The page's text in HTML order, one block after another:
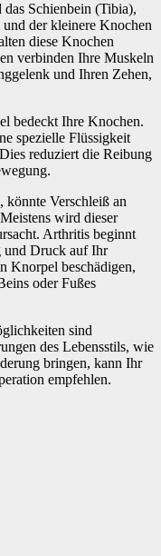
Schienbein (Tibia),
der kleinere Knochen
diese Knochen
verbinden Ihre Muskeln
und Ihren Zehen,
bedeckt Ihre Knochen.
spezielle Flüssigkeit
reduziert die Reibung
könnte Verschleiß an
wird dieser
Arthritis beginnt
und Druck auf Ihr
Knorpel beschädigen,
oder Fußes
sind
des Lebensstils, wie
bringen, kann Ihr
empfehlen.